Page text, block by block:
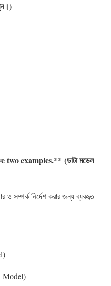
।)
examples.** (ডাটা মডেল
ও সম্পর্ক নির্দেশ করার জন্য ব্যবহৃত
Model)